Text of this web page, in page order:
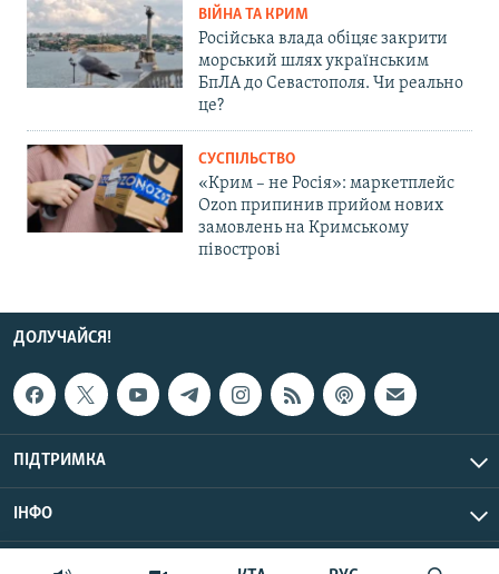
ВІЙНА ТА КРИМ
Російська влада обіцяє закрити
морський шлях українським
БпЛА до Севастополя. Чи реально
це?
СУСПІЛЬСТВО
«Крим – не Росія»: маркетплейс
Ozon припинив прийом нових
замовлень на Кримському
півострові
ДОЛУЧАЙСЯ!
ПІДТРИМКА
ІНФО